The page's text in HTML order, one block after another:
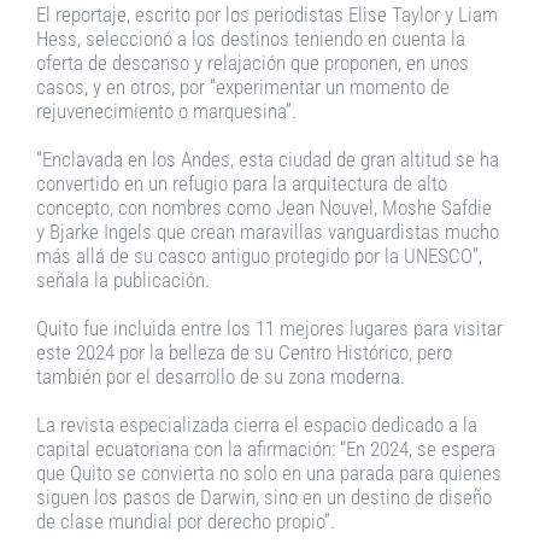
El reportaje, escrito por los periodistas Elise Taylor y Liam
Hess, seleccionó a los destinos teniendo en cuenta la
oferta de descanso y relajación que proponen, en unos
casos, y en otros, por “experimentar un momento de
rejuvenecimiento o marquesina”.
“Enclavada en los Andes, esta ciudad de gran altitud se ha
convertido en un refugio para la arquitectura de alto
concepto, con nombres como Jean Nouvel, Moshe Safdie
y Bjarke Ingels que crean maravillas vanguardistas mucho
más allá de su casco antiguo protegido por la UNESCO”,
señala la publicación.
Quito fue incluida entre los 11 mejores lugares para visitar
este 2024 por la belleza de su Centro Histórico, pero
también por el desarrollo de su zona moderna.
La revista especializada cierra el espacio dedicado a la
capital ecuatoriana con la afirmación: “En 2024, se espera
que Quito se convierta no solo en una parada para quienes
siguen los pasos de Darwin, sino en un destino de diseño
de clase mundial por derecho propio”.